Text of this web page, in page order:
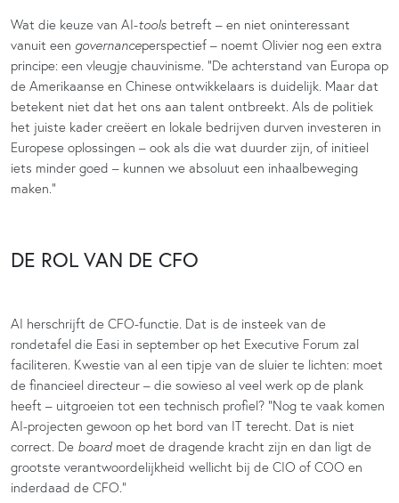
Wat die keuze van AI-tools betreft – en niet oninteressant
vanuit een governanceperspectief – noemt Olivier nog een extra
principe: een vleugje chauvinisme. “De achterstand van Europa op
de Amerikaanse en Chinese ontwikkelaars is duidelijk. Maar dat
betekent niet dat het ons aan talent ontbreekt. Als de politiek
het juiste kader creëert en lokale bedrijven durven investeren in
Europese oplossingen – ook als die wat duurder zijn, of initieel
iets minder goed – kunnen we absoluut een inhaalbeweging
maken.”
DE ROL VAN DE CFO
AI herschrijft de CFO-functie. Dat is de insteek van de
rondetafel die Easi in september op het Executive Forum zal
faciliteren. Kwestie van al een tipje van de sluier te lichten: moet
de financieel directeur – die sowieso al veel werk op de plank
heeft – uitgroeien tot een technisch profiel? “Nog te vaak komen
AI-projecten gewoon op het bord van IT terecht. Dat is niet
correct. De board moet de dragende kracht zijn en dan ligt de
grootste verantwoordelijkheid wellicht bij de CIO of COO en
inderdaad de CFO.”